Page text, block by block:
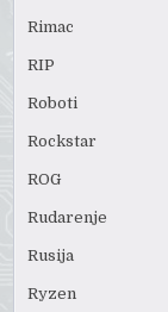
Rimac
RIP
Roboti
Rockstar
ROG
Rudarenje
Rusija
Ryzen